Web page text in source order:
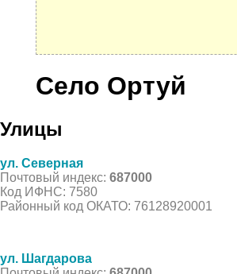
Село Ортуй
Улицы
ул. Северная
Почтовый индекс: 687000
Код ИФНС: 7580
Районный код ОКАТО: 76128920001
ул. Шагдарова